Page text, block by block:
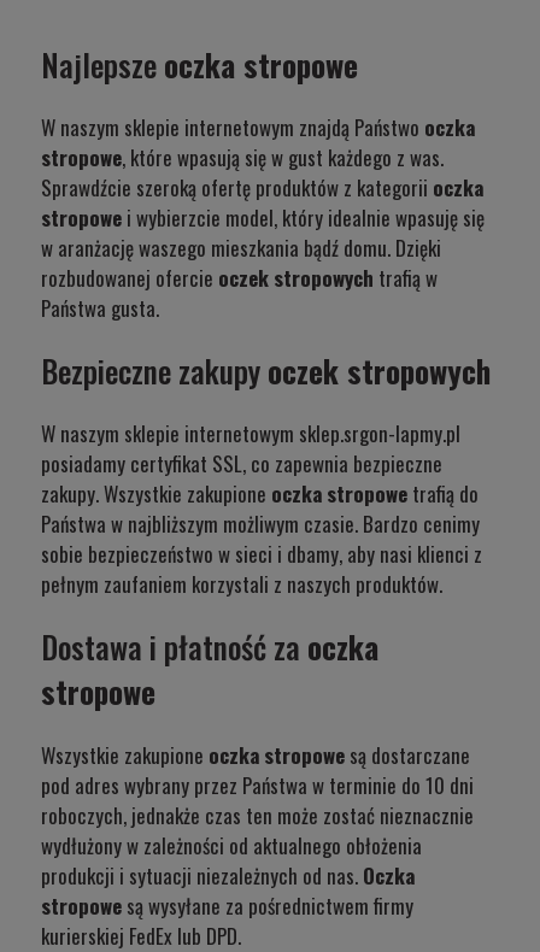
Najlepszeoczka stropowe
W naszym sklepie internetowym znajdą Państwo oczka
stropowe, które wpasują się w gust każdego z was.
Sprawdźcie szeroką ofertę produktów z kategorii oczka
stropowe i wybierzcie model, który idealnie wpasuję się
w aranżację waszego mieszkania bądź domu. Dzięki
rozbudowanej ofercie oczek stropowych trafią w
Państwa gusta.
Bezpieczne zakupyoczek stropowych
W naszym sklepie internetowym sklep.srgon-lapmy.pl
posiadamy certyfikat SSL, co zapewnia bezpieczne
zakupy. Wszystkie zakupione oczka stropowe trafią do
Państwa w najbliższym możliwym czasie. Bardzo cenimy
sobie bezpieczeństwo w sieci i dbamy, aby nasi klienci z
pełnym zaufaniem korzystali z naszych produktów.
Dostawa i płatność za oczka
stropowe
Wszystkie zakupione oczka stropowe są dostarczane
pod adres wybrany przez Państwa w terminie do 10 dni
roboczych, jednakże czas ten może zostać nieznacznie
wydłużony w zależności od aktualnego obłożenia
produkcji i sytuacji niezależnych od nas. Oczka
stropowe są wysyłane za pośrednictwem firmy
kurierskiej FedEx lub DPD.